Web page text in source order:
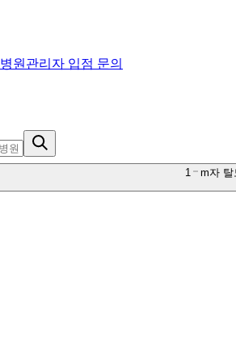
병원관리자 입점 문의
1 m자 탈